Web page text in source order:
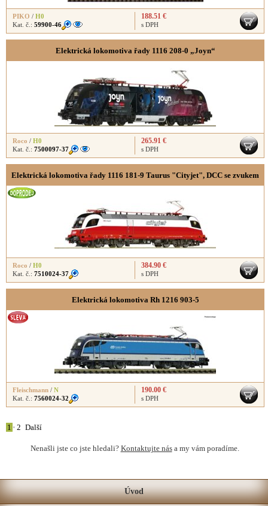
PIKO / H0
Kat. č.: 59900-46
188.51 €
s DPH
Elektrická lokomotiva řady 1116 208-0 „Joyn“
Roco / H0
Kat. č.: 7500097-37
265.91 €
s DPH
Elektrická lokomotiva řady 1116 181-9 Taurus "Cityjet", DCC se zvukem
Roco / H0
Kat. č.: 7510024-37
384.90 €
s DPH
Elektrická lokomotiva Rh 1216 903-5
Fleischmann / N
Kat. č.: 7560024-32
190.00 €
s DPH
1 • 2 Další
Nenašli jste co jste hledali? Kontaktujte nása my vám poradíme.
Úvod